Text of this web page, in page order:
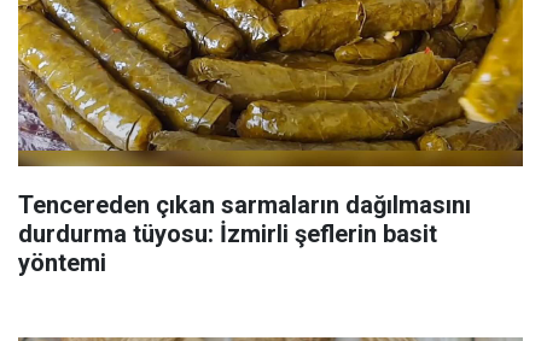
Tencereden çıkan sarmaların dağılmasını
durdurma tüyosu: İzmirli şeflerin basit
yöntemi